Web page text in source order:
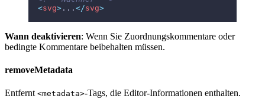
<svg> ... </svg>
Wann deaktivieren: Wenn Sie Zuordnungskommentare oder
bedingte Kommentare beibehalten müssen.
removeMetadata
Entfernt <metadata>-Tags, die Editor-Informationen enthalten.